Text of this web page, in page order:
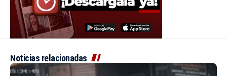
Noticias relacionadas